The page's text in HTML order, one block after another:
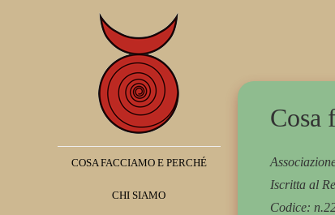
COSA FACCIAMO E PERCHÉ
CHI SIAMO
Cosa
Iscritta al
Codice: